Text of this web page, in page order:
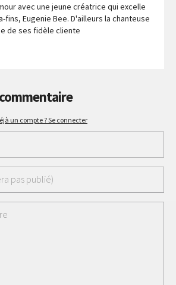
avec une jeune créatrice qui excelle
fins, Eugenie Bee. D'ailleurs la chanteuse
de ses fidèle cliente
un compte ? Se connecter